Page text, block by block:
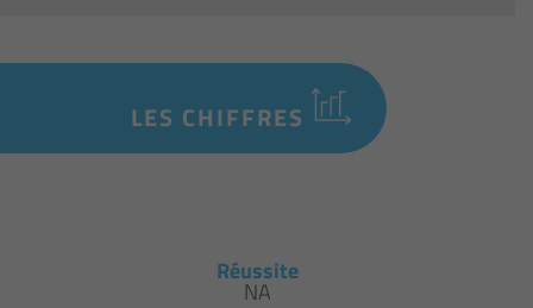
LES CHIFFRES
Réussite
NA